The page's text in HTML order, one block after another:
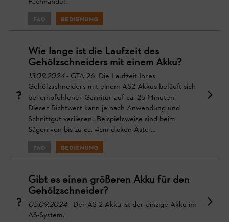
FAQ Bedienung
Wie lange ist die Laufzeit des
Gehölzschneiders mit einem Akku?
13.09.2024- GTA 26 Die Laufzeit Ihres
Gehölzschneiders mit einem AS2 Akkus beläuft sich
bei empfohlener Garnitur auf ca. 25 Minuten.
Dieser Richtwert kann je nach Anwendung und
Schnittgut variieren. Beispielsweise sind beim
Sägen von bis zu ca. 4cm dicken Äste ...
FAQ Bedienung
Gibt es einen größeren Akku für den
Gehölzschneider?
05.09.2024- Der AS 2 Akku ist der einzige Akku im
AS-System.